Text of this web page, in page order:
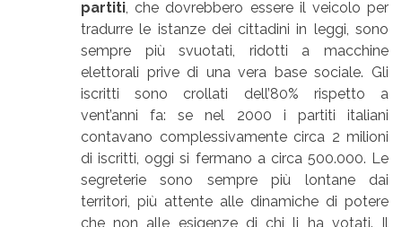
partiti, che dovrebbero essere il veicolo per
tradurre le istanze dei cittadini in leggi, sono
sempre più svuotati, ridotti a macchine
elettorali prive di una vera base sociale. Gli
iscritti sono crollati dell’80% rispetto a
vent’anni fa: se nel 2000 i partiti italiani
contavano complessivamente circa 2 milioni
di iscritti, oggi si fermano a circa 500.000. Le
segreterie sono sempre più lontane dai
territori, più attente alle dinamiche di potere
che non alle esigenze di chi li ha votati. Il